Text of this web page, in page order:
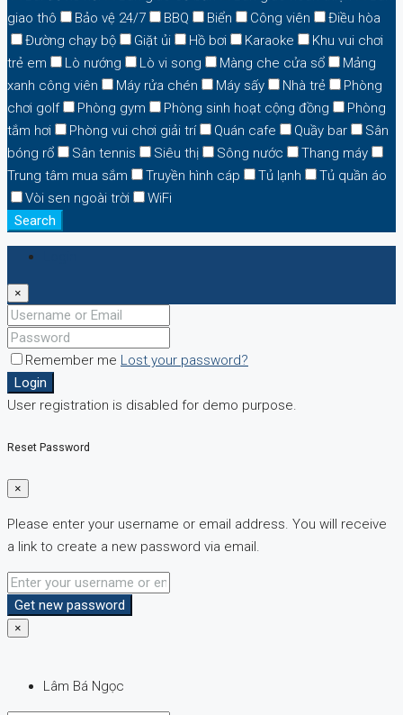
giao thô
Bảo vệ 24/7 BBQ Biển Công viên
Điều hòa
Đường chạy bộ
Giặt ủi Hồ bơi Karaoke
Khu vui chơi
trẻ em
Lò nướng Lò vi song Màng che cửa sổ
Mảng
xanh công viên
Máy rửa chén Máy sấy Nhà trẻ
Phòng
chơi golf
Phòng gym Phòng sinh hoạt cộng đồng
Phòng
tắm hơi
Phòng vui chơi giải trí Quán cafe Quầy bar
Sân
bóng rổ
Sân tennis Siêu thị Sông nước
Thang máy
Trung tâm mua sắm
Truyền hình cáp Tủ lạnh
Tủ quần áo
Vòi sen ngoài trời
WiFi
Search
×
Remember me Lost your password?
Login
User registration is disabled for demo purpose.
Reset Password
×
Please enter your username or email address. You will receive
a link to create a new password via email.
Get new password
×
Lâm Bá Ngọc